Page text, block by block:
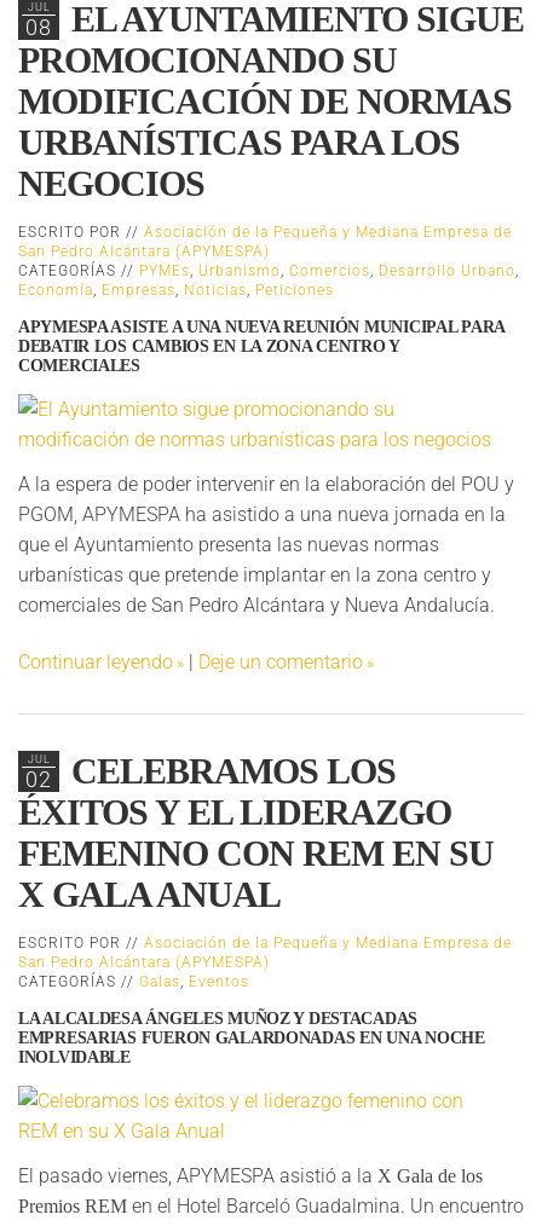
JUL
08
EL AYUNTAMIENTO SIGUE
PROMOCIONANDO SU
MODIFICACIÓN DE NORMAS
URBANÍSTICAS PARA LOS
NEGOCIOS
ESCRITO POR // Asociación de la Pequeña y Mediana Empresa de
San Pedro Alcántara (APYMESPA)
CATEGORÍAS // PYMEs Urbanismo Comercios Desarrollo Urbano
Economía
Empresas Noticias Peticiones
APYMESPA ASISTE A UNA NUEVA REUNIÓN MUNICIPAL PARA
DEBATIR LOS CAMBIOS EN LA ZONA CENTRO Y
COMERCIALES
A la espera de poder intervenir en la elaboración del POU y
PGOM, APYMESPA ha asistido a una nueva jornada en la
que el Ayuntamiento presenta las nuevas normas
urbanísticas que pretende implantar en la zona centro y
comerciales de San Pedro Alcántara y Nueva Andalucía.
Continuar leyendo | Deje un comentario
JUL
02
CELEBRAMOS LOS
ÉXITOS Y EL LIDERAZGO
FEMENINO CON REM EN SU
X GALA ANUAL
ESCRITO POR // Asociación de la Pequeña y Mediana Empresa de
San Pedro Alcántara (APYMESPA)
CATEGORÍAS // Galas Eventos
LA ALCALDESA ÁNGELES MUÑOZ Y DESTACADAS
EMPRESARIAS FUERON GALARDONADAS EN UNA NOCHE
INOLVIDABLE
El pasado viernes, APYMESPA asistió a la X Gala de los
Premios REM en el Hotel Barceló Guadalmina. Un encuentro